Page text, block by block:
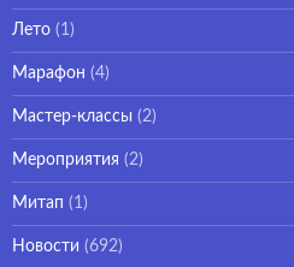
Лето (1)
Марафон (4)
Мастер-классы (2)
Мероприятия (2)
Митап (1)
Новости (692)